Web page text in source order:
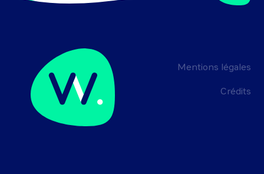
Mentions légales
Crédits